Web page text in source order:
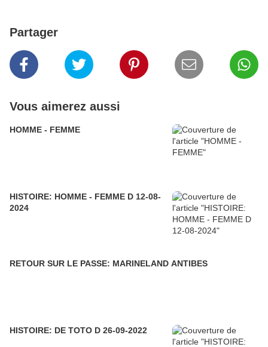
Partager
Vous aimerez aussi
HOMME - FEMME
HISTOIRE: HOMME - FEMME D 12-08-
2024
RETOUR SUR LE PASSE: MARINELAND ANTIBES
HISTOIRE: DE TOTO D 26-09-2022